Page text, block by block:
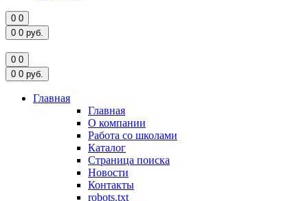
0 0
0 0 руб.
0 0
0 0 руб.
Главная
Главная
О компании
Работа со школами
Каталог
Страница поиска
Новости
Контакты
robots.txt